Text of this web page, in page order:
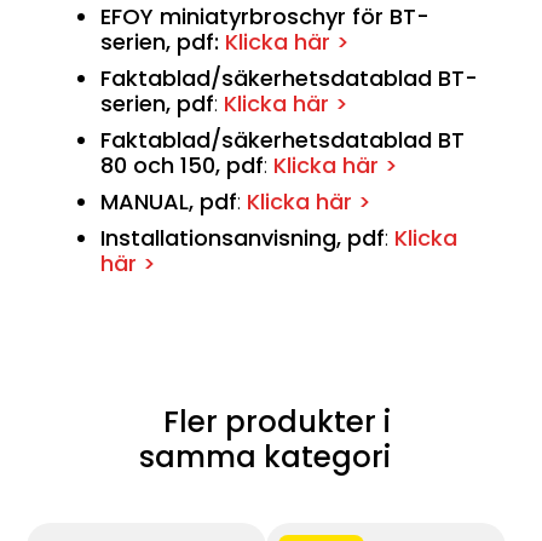
EFOY miniatyrbroschyr för BT-
serien, pdf: Klicka här >
Faktablad/säkerhetsdatablad BT-
serien, pdf: Klicka här >
Faktablad/säkerhetsdatablad BT
80 och 150, pdf: Klicka här >
MANUAL, pdf: Klicka här >
Installationsanvisning, pdf: Klicka
här >
Fler produkter i
samma kategori